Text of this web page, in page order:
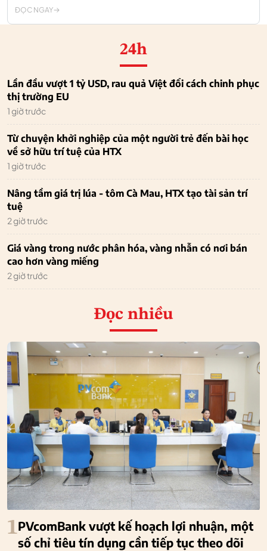
ĐỌC NGAY
24h
Lần đầu vượt 1 tỷ USD, rau quả Việt đổi cách chinh phục
thị trường EU
1 giờ trước
Từ chuyện khởi nghiệp của một người trẻ đến bài học
về sở hữu trí tuệ của HTX
1 giờ trước
Nâng tầm giá trị lúa - tôm Cà Mau, HTX tạo tài sản trí
tuệ
2 giờ trước
Giá vàng trong nước phân hóa, vàng nhẫn có nơi bán
cao hơn vàng miếng
2 giờ trước
Đọc nhiều
1PVcomBank vượt kế hoạch lợi nhuận, một
số chỉ tiêu tín dụng cần tiếp tục theo dõi